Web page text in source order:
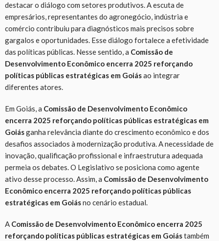
destacar o diálogo com setores produtivos. A escuta de
empresários, representantes do agronegócio, indústria e
comércio contribuiu para diagnósticos mais precisos sobre
gargalos e oportunidades. Esse diálogo fortalece a efetividade
das políticas públicas. Nesse sentido, a Comissão de
Desenvolvimento Econômico encerra 2025 reforçando
políticas públicas estratégicas em Goiásao integrar
diferentes atores.
Em Goiás, a Comissão de Desenvolvimento Econômico
encerra 2025 reforçando políticas públicas estratégicas em
Goiásganha relevância diante do crescimento econômico e dos
desafios associados à modernização produtiva. A necessidade de
inovação, qualificação profissional e infraestrutura adequada
permeia os debates. O Legislativo se posiciona como agente
ativo desse processo. Assim, a Comissão de Desenvolvimento
Econômico encerra 2025 reforçando políticas públicas
estratégicas em Goiásno cenário estadual.
A Comissão de Desenvolvimento Econômico encerra 2025
reforçando políticas públicas estratégicas em Goiástambém